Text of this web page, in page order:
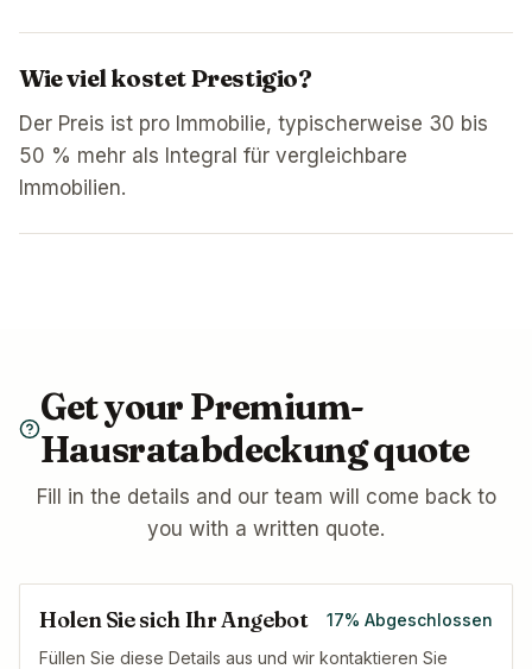
Wie viel kostet Prestigio?
Der Preis ist pro Immobilie, typischerweise 30 bis
50 % mehr als Integral für vergleichbare
Immobilien.
Get yourPremium-
Hausratabdeckungquote
Fill in the details and our team will come back to
you with a written quote.
Holen Sie sich Ihr Angebot 17% Abgeschlossen
Füllen Sie diese Details aus und wir kontaktieren Sie